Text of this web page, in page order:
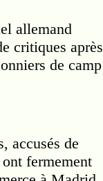
allemand
critiques après
de camp
accusés de
fermement